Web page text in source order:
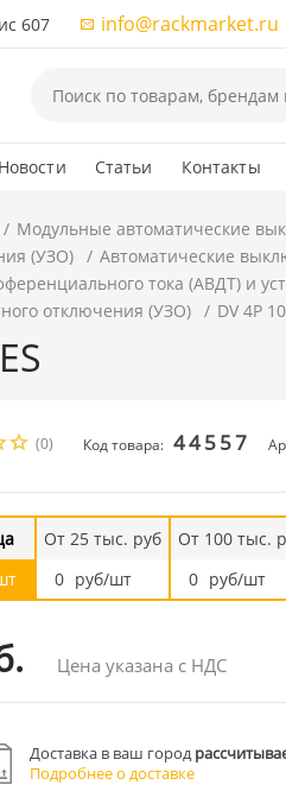
607 info@rackmarket.ru
Новости Статьи Контакты
Модульные автоматические
(УЗО)
Автоматические
тока (АВДТ) и
отключения (УЗО)
DV 4P
(0) Код товара: 44557
От 25 тыс. руб
0 руб/шт
От 100 тыс.
0 руб/шт
Цена указана с НДС
Доставка в ваш город
Подробнее о доставке